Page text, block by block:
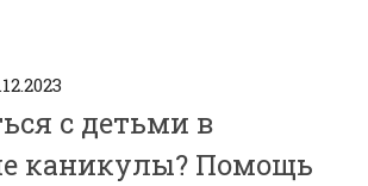
с детьми в
каникулы? Помощь